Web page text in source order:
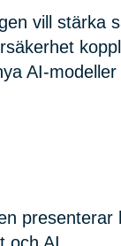
vill stärka
AI-modeller
presenterar